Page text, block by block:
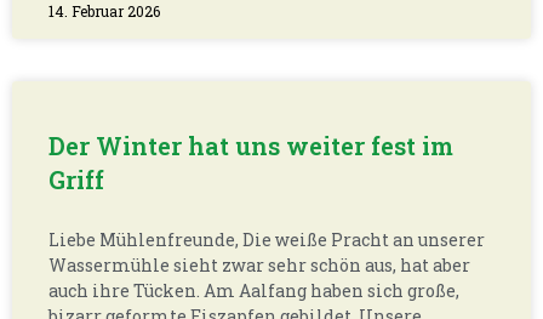
14. Februar 2026
Der Winter hat uns weiter fest im
Griff
Liebe Mühlenfreunde, Die weiße Pracht an unserer
Wassermühle sieht zwar sehr schön aus, hat aber
auch ihre Tücken. Am Aalfang haben sich große,